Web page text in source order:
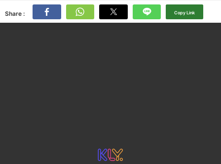
Share : Copy Link